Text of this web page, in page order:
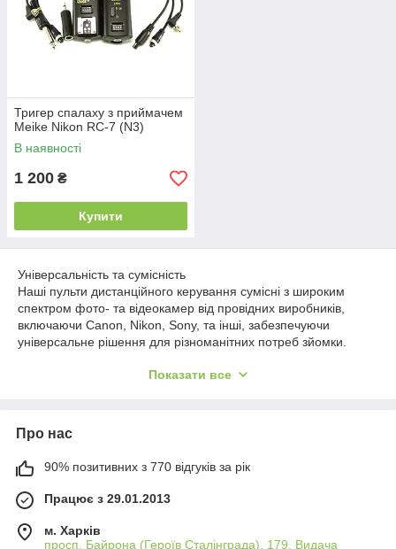
Тригер спалаху з приймачем
Meike Nikon RC-7 (N3)
В наявності
1 200 ₴
Купити
Універсальність та сумісність
Наші пульти дистанційного керування сумісні з широким
спектром фото- та відеокамер від провідних виробників,
включаючи Canon, Nikon, Sony, та інші, забезпечуючи
універсальне рішення для різноманітних потреб зйомки.
необхідності торкатися камери, що мінімізує ризик розмиття
Зручність у використанні
Пульти дистанційного керування дуже зручні в використанні,
що дозволяє фотографам та відеооператорам зберігати
необхідну дистанцію від камери або уникати небажаної участі
Показати все
Про нас
90% позитивних з 770 відгуків за рік
Працює з 29.01.2013
м. Харків
просп. Байрона (Героїв Сталінграда), 179. Видача